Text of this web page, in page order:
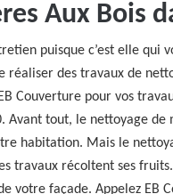
Aux Bois
puisque c’est elle qui
réaliser des travaux de
Couverture pour vos
Avant tout, le nettoyage
habitation. Mais le
travaux récoltent ses
votre façade. Appelez EB